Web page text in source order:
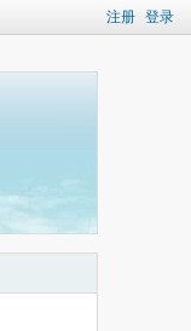
注册 登录